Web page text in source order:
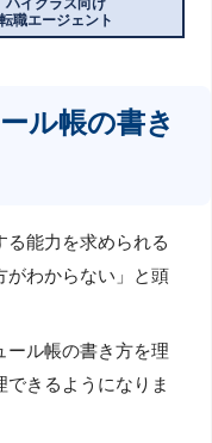
ハイクラス向け
転職エージェント
ル帳の書き
る能力を求められる
がわからない」と頭
ール帳の書き方を理
きるようになりま